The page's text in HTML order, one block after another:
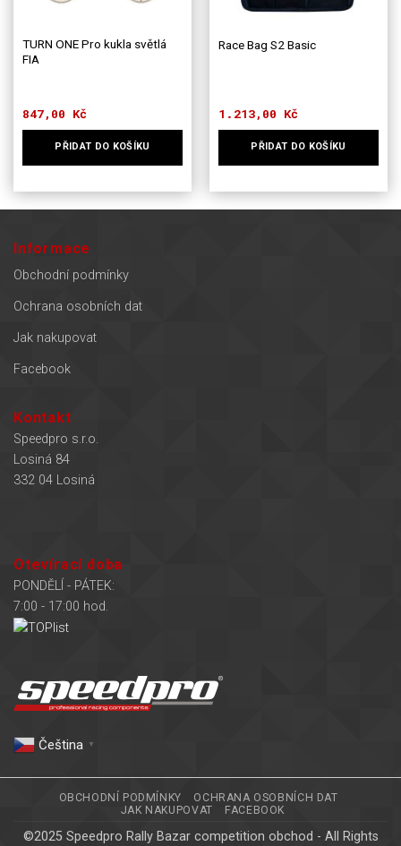
produktu
TURN ONE Pro kukla světlá
FIA
847,00 Kč
PŘIDAT DO KOŠÍKU
Race Bag S2 Basic
1.213,00 Kč
PŘIDAT DO KOŠÍKU
Informace
Obchodní podmínky
Ochrana osobních dat
Jak nakupovat
Facebook
Kontakt
Speedpro s.r.o.
Losiná 84
332 04 Losiná
Otevírací doba
PONDĚLÍ - PÁTEK:
7:00 - 17:00 hod.
Čeština‎ ▼
OBCHODNÍ PODMÍNKY
OCHRANA OSOBNÍCH DAT
JAK NAKUPOVAT
FACEBOOK
©2025 Speedpro Rally Bazar competition obchod - All Rights